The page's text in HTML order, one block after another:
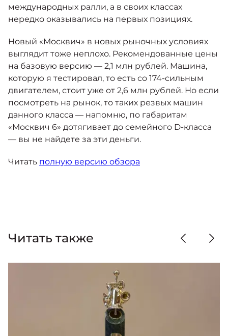
международных ралли, а в своих классах
нередко оказывались на первых позициях.
Новый «Москвич» в новых рыночных условиях
выглядит тоже неплохо. Рекомендованные цены
на базовую версию — 2,1 млн рублей. Машина,
которую я тестировал, то есть со 174-сильным
двигателем, стоит уже от 2,6 млн рублей. Но если
посмотреть на рынок, то таких резвых машин
данного класса — напомню, по габаритам
«Москвич 6» дотягивает до семейного D-класса
— вы не найдете за эти деньги.
Читать полную версию обзора
Читать также